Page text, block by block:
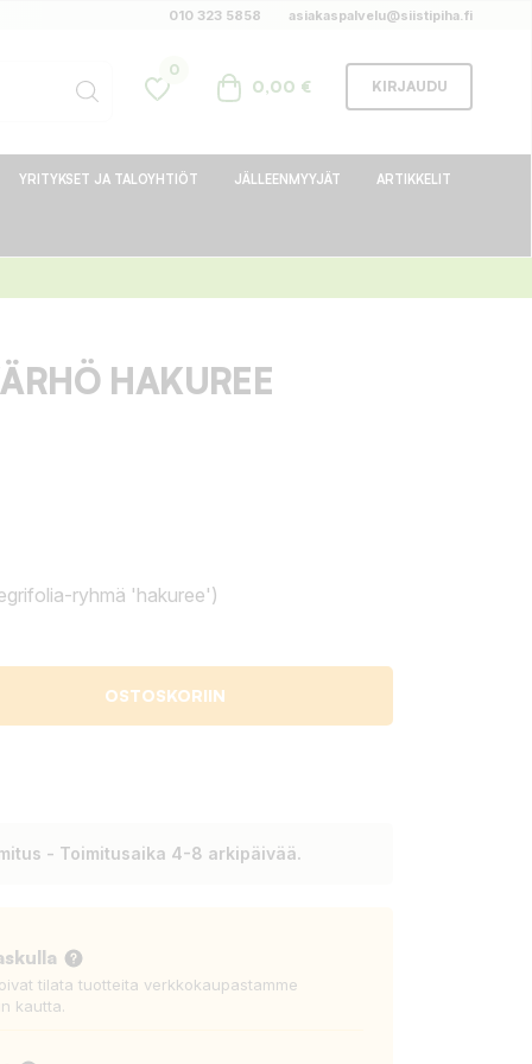
010 323 5858 asiakaspalvelu@siistipiha.fi
0
0,00 € KIRJAUDU
YRITYKSET JA TALOYHTIÖT JÄLLEENMYYJÄT ARTIKKELIT
HAKUREE
ryhmä 'hakuree')
OSTOSKORIIN
- Toimitusaika 4-8 arkipäivää.
tilata tuotteita verkkokaupastamme
kautta.